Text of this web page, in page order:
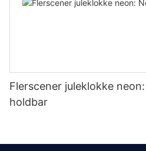
Flerscener juleklokke
holdbar